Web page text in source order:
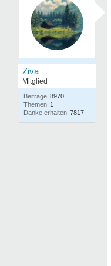
Ziva
Mitglied
8970
1
7817